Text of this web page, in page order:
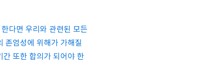
다면 우리와 관련된 모든
존엄성에 위해가 가해질
간 또한 합의가 되어야 한